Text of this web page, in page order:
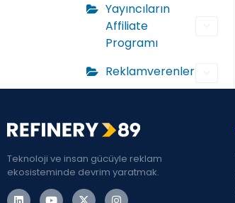
Yayıncıların
Affiliate
Programı
Reklamverenler
Teknoloji ve insan gücüyle reklam
ekosisteminde devrim yaratmak.